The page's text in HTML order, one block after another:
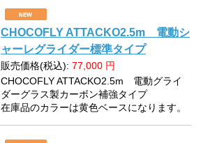
CHOCOFLY ATTACKO2.5m 電動シ
ャーレグライダー標準タイプ
販売価格(税込): 77,000 円
CHOCOFLY ATTACKO2.5m 電動グライ
ダーグラス製カーボン補強タイプ
在庫品のカラーは黄色ベースになります。